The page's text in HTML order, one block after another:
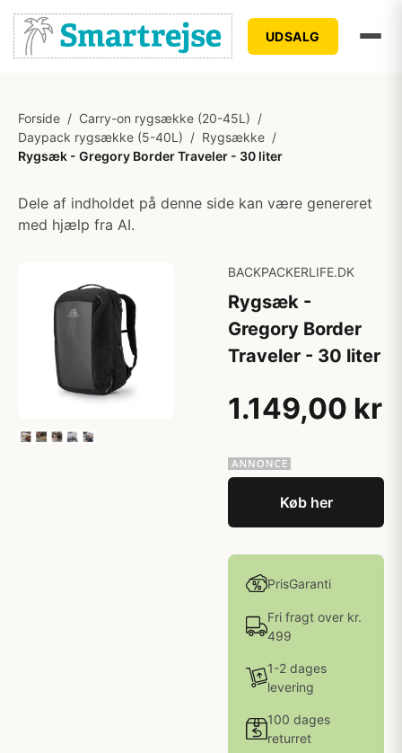
UDSALG
Forside / Carry-on rygsække (20-45L) /
Daypack rygsække (5-40L) / Rygsække /
Rygsæk - Gregory Border Traveler - 30 liter
Dele af indholdet på denne side kan være genereret
med hjælp fra AI.
BACKPACKERLIFE.DK
Rygsæk -
Gregory Border
Traveler - 30 liter
1.149,00 kr
Køb her
PrisGaranti
Fri fragt over kr.
499
1-2 dages
levering
100 dages
returret